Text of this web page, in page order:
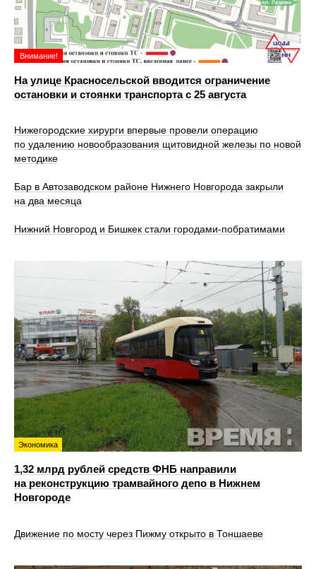
Внимание!
На улице Красносельской вводится ограничение
остановки и стоянки транспорта с 25 августа
Нижегородские хирурги впервые провели операцию
по удалению новообразования щитовидной железы по новой
методике
Бар в Автозаводском районе Нижнего Новгорода закрыли
на два месяца
Нижний Новгород и Бишкек стали городами-побратимами
Экономика
1,32 млрд рублей средств ФНБ направили
на реконструкцию трамвайного депо в Нижнем
Новгороде
Движение по мосту через Пижму открыто в Тоншаеве